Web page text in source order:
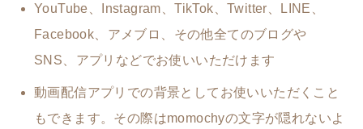
YouTube、Instagram、TikTok、Twitter、LINE、
Facebook、アメブロ、その他全てのブログや
SNS、アプリなどでお使いいただけます
動画配信アプリでの背景としてお使いいただくこと
もできます。その際はmomochyの文字が隠れないよ